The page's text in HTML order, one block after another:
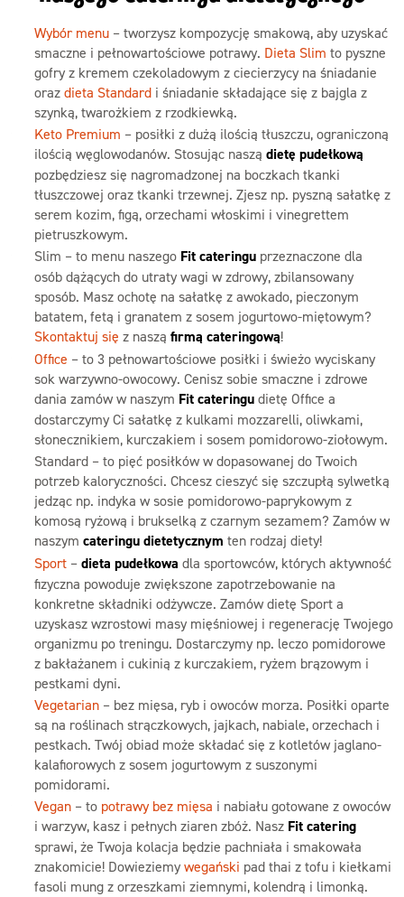
Wybór menu – tworzysz kompozycję smakową, aby uzyskać
smaczne i pełnowartościowe potrawy. Dieta Slim to pyszne
gofry z kremem czekoladowym z ciecierzycy na śniadanie
oraz dieta Standard i śniadanie składające się z bajgla z
szynką, twarożkiem z rzodkiewką.
Keto Premium – posiłki z dużą ilością tłuszczu, ograniczoną
ilością węglowodanów. Stosując naszą dietę pudełkową
pozbędziesz się nagromadzonej na boczkach tkanki
tłuszczowej oraz tkanki trzewnej. Zjesz np. pyszną sałatkę z
serem kozim, figą, orzechami włoskimi i vinegrettem
pietruszkowym.
Slim – to menu naszego Fit cateringu przeznaczone dla
osób dążących do utraty wagi w zdrowy, zbilansowany
sposób. Masz ochotę na sałatkę z awokado, pieczonym
batatem, fetą i granatem z sosem jogurtowo-miętowym?
Skontaktuj się z naszą firmą cateringową!
Office – to 3 pełnowartościowe posiłki i świeżo wyciskany
sok warzywno-owocowy. Cenisz sobie smaczne i zdrowe
dania zamów w naszym Fit cateringu dietę Office a
dostarczymy Ci sałatkę z kulkami mozzarelli, oliwkami,
słonecznikiem, kurczakiem i sosem pomidorowo-ziołowym.
Standard – to pięć posiłków w dopasowanej do Twoich
potrzeb kaloryczności. Chcesz cieszyć się szczupłą sylwetką
jedząc np. indyka w sosie pomidorowo-paprykowym z
komosą ryżową i brukselką z czarnym sezamem? Zamów w
naszym cateringu dietetycznym ten rodzaj diety!
Sport – dieta pudełkowa dla sportowców, których aktywność
fizyczna powoduje zwiększone zapotrzebowanie na
konkretne składniki odżywcze. Zamów dietę Sport a
uzyskasz wzrostowi masy mięśniowej i regenerację Twojego
organizmu po treningu. Dostarczymy np. leczo pomidorowe
z bakłażanem i cukinią z kurczakiem, ryżem brązowym i
pestkami dyni.
Vegetarian – bez mięsa, ryb i owoców morza. Posiłki oparte
są na roślinach strączkowych, jajkach, nabiale, orzechach i
pestkach. Twój obiad może składać się z kotletów jaglano-
kalafiorowych z sosem jogurtowym z suszonymi
pomidorami.
Vegan – to potrawy bez mięsa i nabiału gotowane z owoców
i warzyw, kasz i pełnych ziaren zbóż. Nasz Fit catering
sprawi, że Twoja kolacja będzie pachniała i smakowała
znakomicie! Dowieziemy wegański pad thai z tofu i kiełkami
fasoli mung z orzeszkami ziemnymi, kolendrą i limonką.